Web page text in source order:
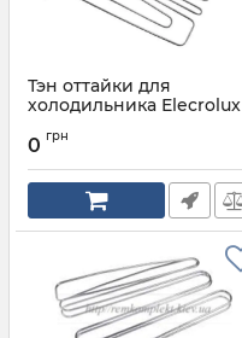
Тэн оттайки для
холодильника Elecrolux
Артикул:
0 грн